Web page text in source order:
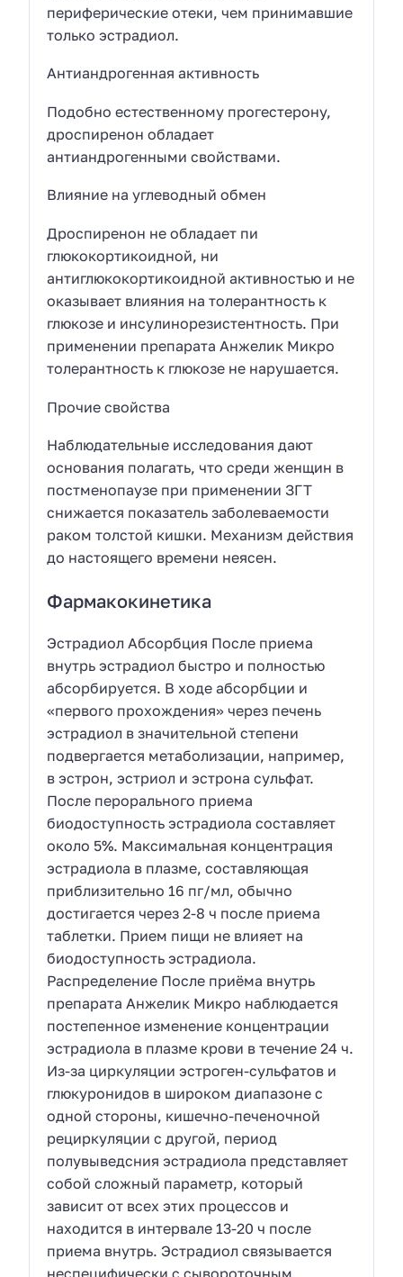
периферические отеки, чем принимавшие
только эстрадиол.
Антиандрогенная активность
Подобно естественному прогестерону,
дроспиренон обладает
антиандрогенными свойствами.
Влияние на углеводный обмен
Дроспиренон не обладает пи
глюкокортикоидной, ни
антиглюкокортикоидной активностью и не
оказывает влияния на толерантность к
глюкозе и инсулинорезистентность. При
применении препарата Анжелик Микро
толерантность к глюкозе не нарушается.
Прочие свойства
Наблюдательные исследования дают
основания полагать, что среди женщин в
постменопаузе при применении ЗГТ
снижается показатель заболеваемости
раком толстой кишки. Механизм действия
до настоящего времени неясен.
Фармакокинетика
Эстрадиол Абсорбция После приема
внутрь эстрадиол быстро и полностью
абсорбируется. В ходе абсорбции и
«первого прохождения» через печень
эстрадиол в значительной степени
подвергается метаболизации, например,
в эстрон, эстриол и эстрона сульфат.
После перорального приема
биодоступность эстрадиола составляет
около 5%. Максимальная концентрация
эстрадиола в плазме, составляющая
приблизительно 16 пг/мл, обычно
достигается через 2-8 ч после приема
таблетки. Прием пищи не влияет на
биодоступность эстрадиола.
Распределение После приёма внутрь
препарата Анжелик Микро наблюдается
постепенное изменение концентрации
эстрадиола в плазме крови в течение 24 ч.
Из-за циркуляции эстроген-сульфатов и
глюкуронидов в широком диапазоне с
одной стороны, кишечно-печеночной
рециркуляции с другой, период
полувыведсния эстрадиола представляет
собой сложный параметр, который
зависит от всех этих процессов и
находится в интервале 13-20 ч после
приема внутрь. Эстрадиол связывается